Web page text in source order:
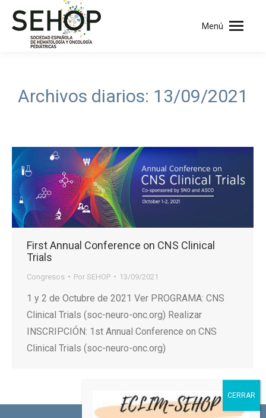
Menú
Archivos diarios: 13/09/2021
First Annual Conference on CNS Clinical
Trials
Congresos Por SEHOP 13/09/2021
1 y 2 de Octubre de 2021 Ver PROGRAMA: CNS
Clinical Trials (soc-neuro-onc.org) Realizar
INSCRIPCIÓN: 1st Annual Conference on CNS
Clinical Trials (soc-neuro-onc.org)